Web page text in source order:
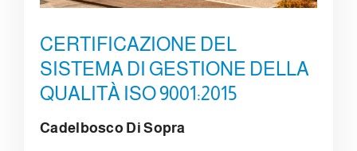
CERTIFICAZIONE DEL
SISTEMA DI GESTIONE DELLA
QUALITÀ ISO 9001:2015
Cadelbosco Di Sopra